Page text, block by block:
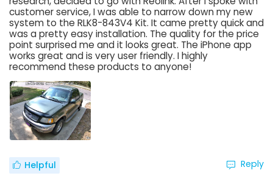
customer service, I was able to narrow down my new
system to the RLK8-843V4 Kit. It came pretty quick and
was a pretty easy installation. The quality for the price
point surprised me and it looks great. The iPhone app
works great and is very user friendly. I highly
recommend these products to anyone!
Helpful Reply